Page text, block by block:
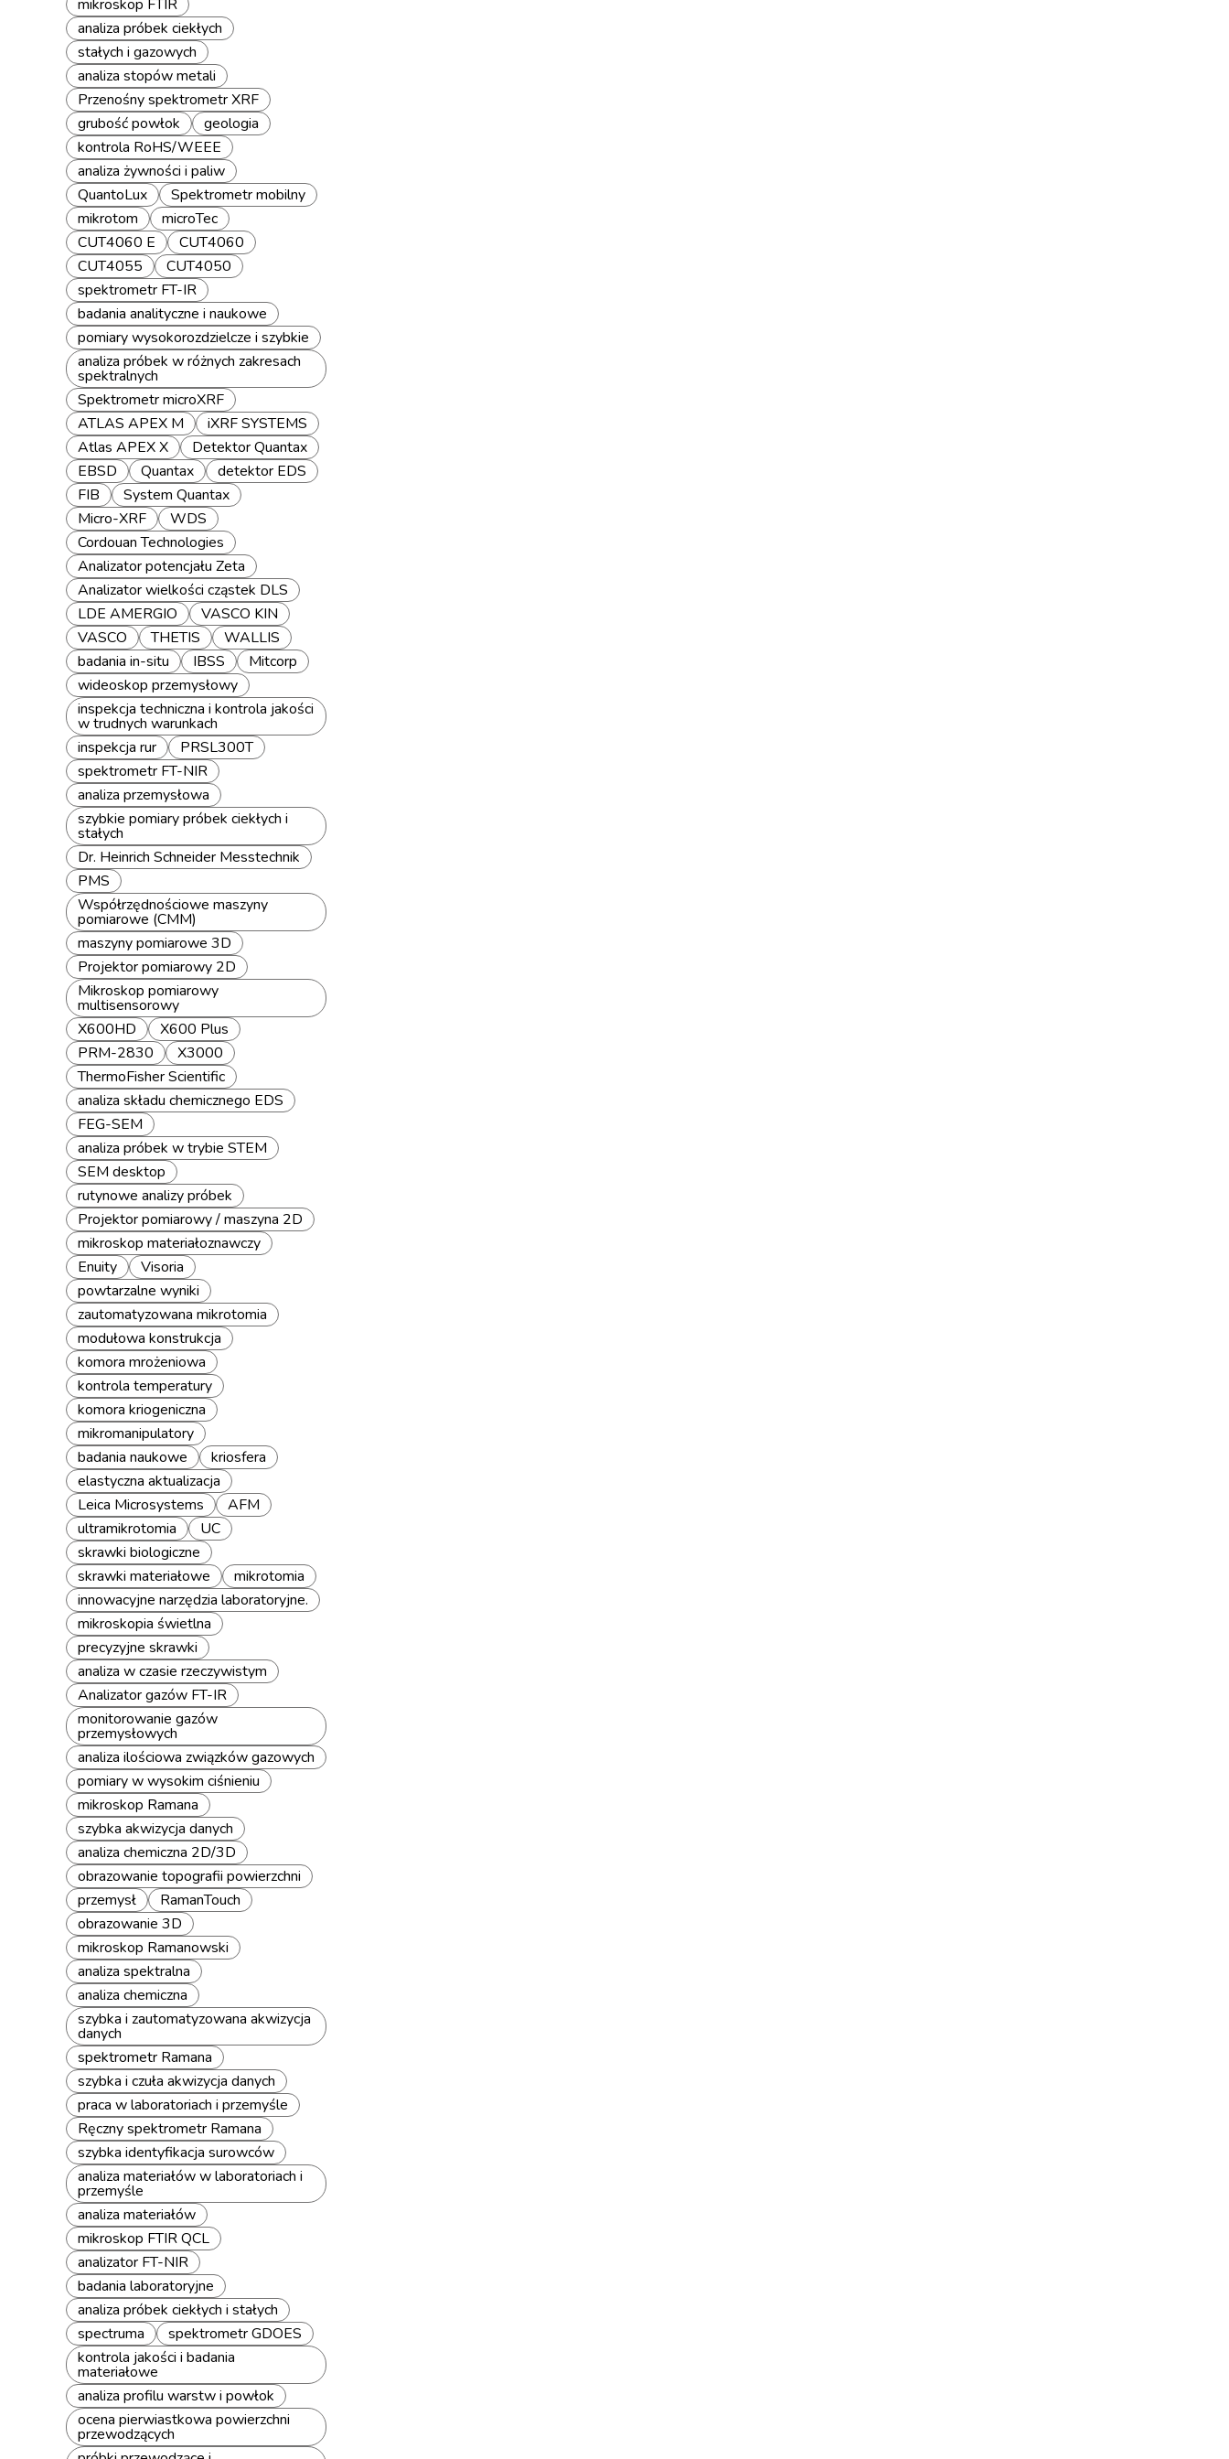
mikroskop FTIR
analiza próbek ciekłych
stałych i gazowych
analiza stopów metali
Przenośny spektrometr XRF
grubość powłok
geologia
kontrola RoHS/WEEE
analiza żywności i paliw
QuantoLux
Spektrometr mobilny
mikrotom
microTec
CUT4060 E
CUT4060
CUT4055
CUT4050
spektrometr FT-IR
badania analityczne i naukowe
pomiary wysokorozdzielcze i szybkie
analiza próbek w różnych zakresach
spektralnych
Spektrometr microXRF
ATLAS APEX M
iXRF SYSTEMS
Atlas APEX X
Detektor Quantax
EBSD
Quantax
detektor EDS
FIB
System Quantax
Micro-XRF
WDS
Cordouan Technologies
Analizator potencjału Zeta
Analizator wielkości cząstek DLS
LDE AMERGIO
VASCO KIN
VASCO
THETIS
WALLIS
badania in-situ
IBSS
Mitcorp
wideoskop przemysłowy
inspekcja techniczna i kontrola jakości
w trudnych warunkach
inspekcja rur
PRSL300T
spektrometr FT-NIR
analiza przemysłowa
szybkie pomiary próbek ciekłych i
stałych
Dr. Heinrich Schneider Messtechnik
PMS
Współrzędnościowe maszyny
pomiarowe (CMM)
maszyny pomiarowe 3D
Projektor pomiarowy 2D
Mikroskop pomiarowy
multisensorowy
X600HD
X600 Plus
PRM-2830
X3000
ThermoFisher Scientific
analiza składu chemicznego EDS
FEG-SEM
analiza próbek w trybie STEM
SEM desktop
rutynowe analizy próbek
Projektor pomiarowy / maszyna 2D
mikroskop materiałoznawczy
Enuity
Visoria
powtarzalne wyniki
zautomatyzowana mikrotomia
modułowa konstrukcja
komora mrożeniowa
kontrola temperatury
komora kriogeniczna
mikromanipulatory
badania naukowe
kriosfera
elastyczna aktualizacja
Leica Microsystems
AFM
ultramikrotomia
UC
skrawki biologiczne
skrawki materiałowe
mikrotomia
innowacyjne narzędzia laboratoryjne.
mikroskopia świetlna
precyzyjne skrawki
analiza w czasie rzeczywistym
Analizator gazów FT-IR
monitorowanie gazów
przemysłowych
analiza ilościowa związków gazowych
pomiary w wysokim ciśnieniu
mikroskop Ramana
szybka akwizycja danych
analiza chemiczna 2D/3D
obrazowanie topografii powierzchni
przemysł
RamanTouch
obrazowanie 3D
mikroskop Ramanowski
analiza spektralna
analiza chemiczna
szybka i zautomatyzowana akwizycja
danych
spektrometr Ramana
szybka i czuła akwizycja danych
praca w laboratoriach i przemyśle
Ręczny spektrometr Ramana
szybka identyfikacja surowców
analiza materiałów w laboratoriach i
przemyśle
analiza materiałów
mikroskop FTIR QCL
analizator FT-NIR
badania laboratoryjne
analiza próbek ciekłych i stałych
spectruma
spektrometr GDOES
kontrola jakości i badania
materiałowe
analiza profilu warstw i powłok
ocena pierwiastkowa powierzchni
przewodzących